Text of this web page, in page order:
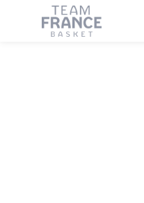
Panneau de gestion des cookies